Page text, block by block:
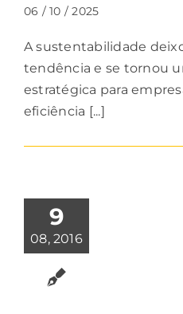
06 / 10 / 2025
A sustentabilidade
tendência e se tornou
estratégica para
eficiência [...]
9
08, 2016